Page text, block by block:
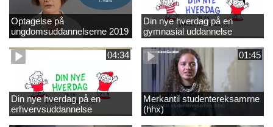
Optagelse på
ungdomsuddannelserne 2019
Din nye hverdag på en
gymnasial uddannelse
04:34
Din nye hverdag på en
erhvervsuddannelse
01:45
Merkantil studentereksamrne
(hhx)